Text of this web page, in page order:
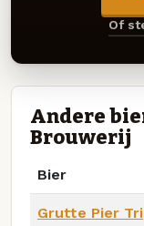
Of
Andere
Brouwerij
Bier
Grutte Pier